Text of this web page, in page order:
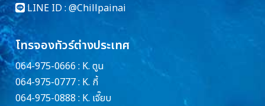
LINE ID : @Chillpainai
โทรจองทัวร์ต่างประเทศ
064-975-0666 : K. ตูน
064-975-0777 : K. กี้
064-975-0888 : K. เจี๊ยบ